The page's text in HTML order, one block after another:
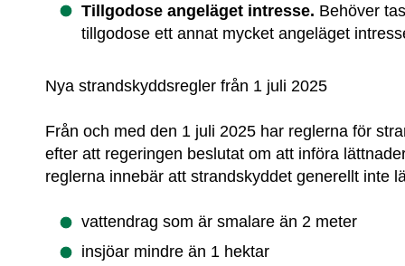
Tillgodose angeläget intresse. Behöver
tillgodose ett annat mycket angeläget
Nya strandskyddsregler från 1 juli 2025
Från och med den 1 juli 2025 har reglerna för
efter att regeringen beslutat om att införa
reglerna innebär att strandskyddet generellt inte
vattendrag som är smalare än 2 meter
insjöar mindre än 1 hektar